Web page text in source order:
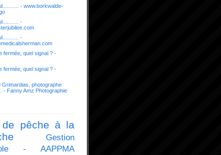
- www.borkwalde-
-
-
fermée, quel signal ? -
fermée, quel signal ? -
Grimardias, photographe
- Fanny Amz Photographie
de pêche à la
Gestion
- AAPPMA